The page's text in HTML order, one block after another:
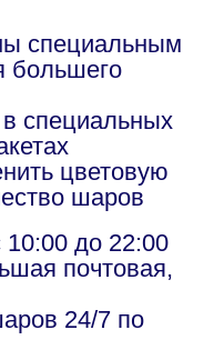
специальным
большего
специальных
цветовую
шаров
до 22:00
почтовая,
24/7 по